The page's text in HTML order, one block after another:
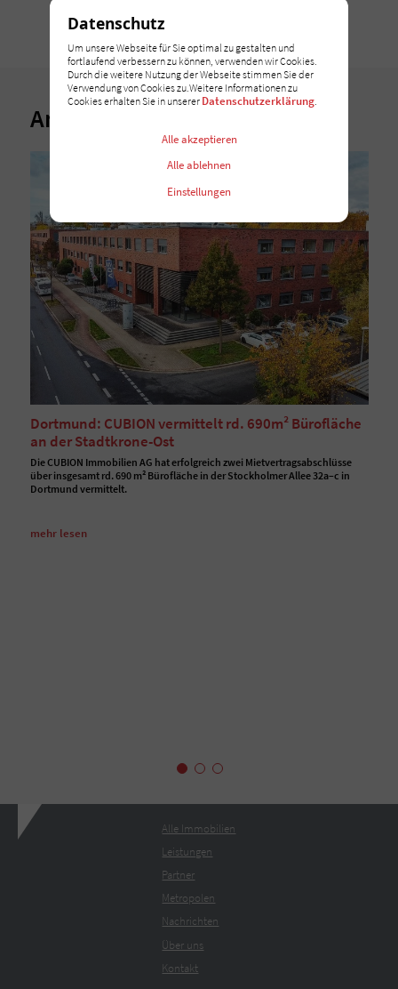
Andere Nachrichten
Dortmund: CUBION vermittelt rd. 690m² Bürofläche
an der Stadtkrone-Ost
Die CUBION Immobilien AG hat erfolgreich zwei Mietvertragsabschlüsse
über insgesamt rd. 690 m² Bürofläche in der Stockholmer Allee 32a–c in
Dortmund vermittelt.
mehr lesen
Alle Immobilien
Leistungen
Partner
Metropolen
Nachrichten
Über uns
Kontakt
Datenschutz
Um unsere Webseite für Sie optimal zu gestalten und
fortlaufend verbessern zu können, verwenden wir Cookies.
Durch die weitere Nutzung der Webseite stimmen Sie der
Verwendung von Cookies zu.Weitere Informationen zu
Cookies erhalten Sie in unserer Datenschutzerklärung
Einstellungen
Alle ablehnen
Alle akzeptieren